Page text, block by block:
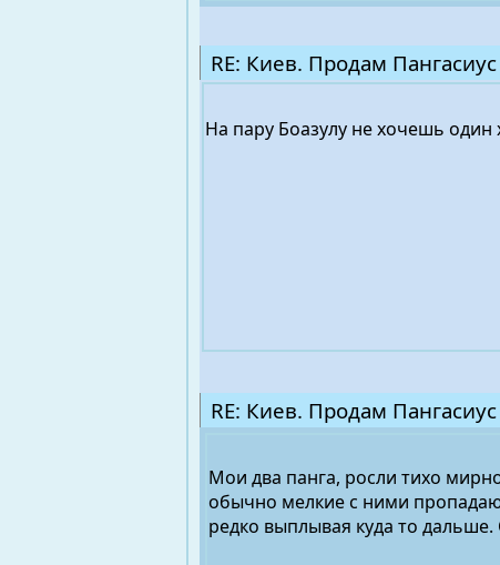
RE: Киев. Продам
На пару Боазулу не хочешь один
RE: Киев. Продам
Мои два панга, росли тихо
обычно мелкие с ними
редко выплывая куда то дальше.